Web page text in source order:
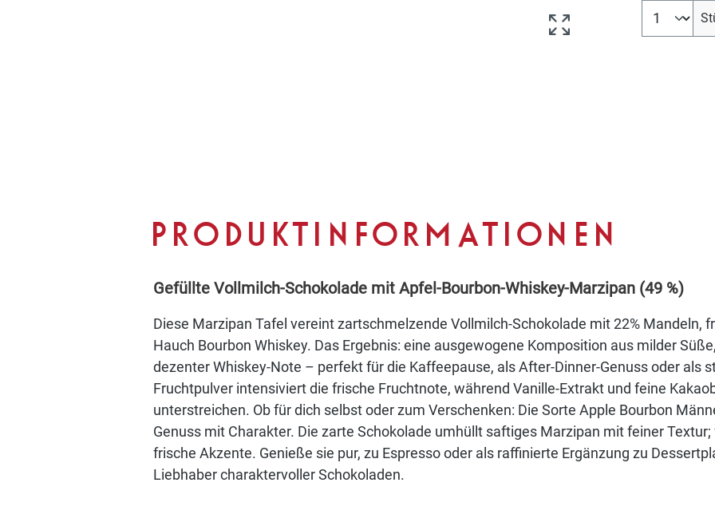
Produkt
PRODUKTINFORMATIONEN
Gefüllte Vollmilch-Schokolade mit Apfel-Bourbon-Whiskey-Marzipan (49 %)
Diese Marzipan Tafel vereint zartschmelzende Vollmilch-Schokolade mit 22% Mandeln,
Hauch Bourbon Whiskey. Das Ergebnis: eine ausgewogene Komposition aus milder
dezenter Whiskey-Note – perfekt für die Kaffeepause, als After-Dinner-Genuss oder als
Fruchtpulver intensiviert die frische Fruchtnote, während Vanille-Extrakt und feine
unterstreichen. Ob für dich selbst oder zum Verschenken: Die Sorte Apple Bourbon
Genuss mit Charakter. Die zarte Schokolade umhüllt saftiges Marzipan mit feiner
frische Akzente. Genieße sie pur, zu Espresso oder als raffinierte Ergänzung zu
Liebhaber charaktervoller Schokoladen.